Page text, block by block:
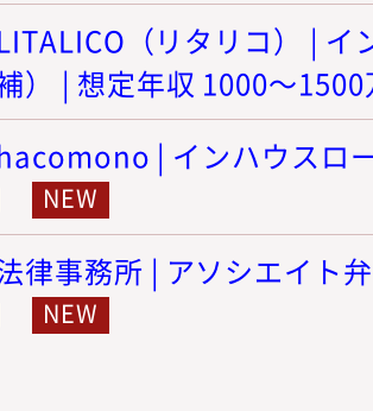
（リタリコ） | イ
） | 想定年収 1000～
| インハウスロ
律事務所 | アソシエイト